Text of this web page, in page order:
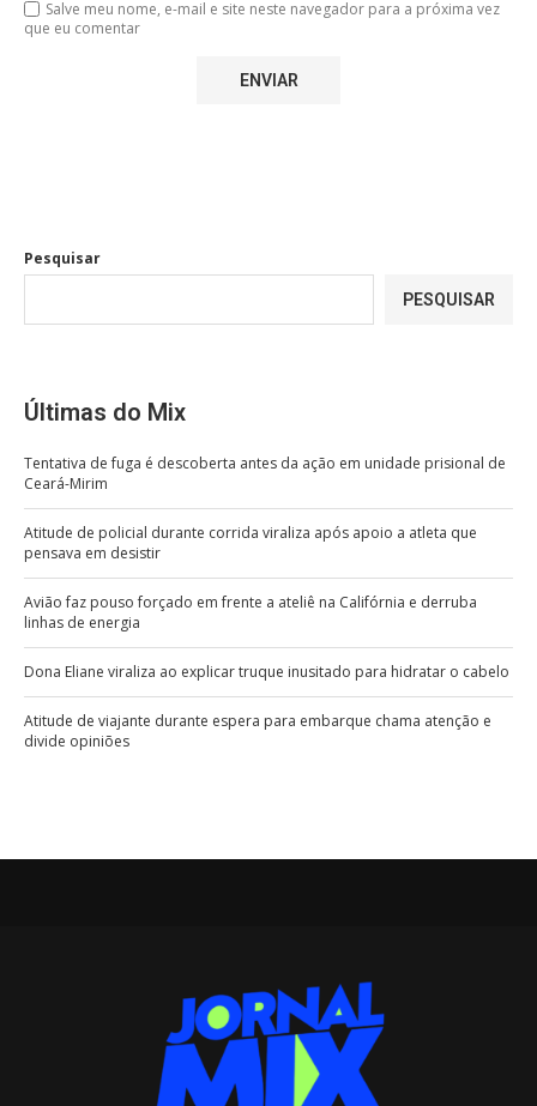
Salve meu nome, e-mail e site neste navegador para a próxima vez
que eu comentar
Pesquisar
PESQUISAR
Últimas do Mix
Tentativa de fuga é descoberta antes da ação em unidade prisional de
Ceará-Mirim
Atitude de policial durante corrida viraliza após apoio a atleta que
pensava em desistir
Avião faz pouso forçado em frente a ateliê na Califórnia e derruba
linhas de energia
Dona Eliane viraliza ao explicar truque inusitado para hidratar o cabelo
Atitude de viajante durante espera para embarque chama atenção e
divide opiniões